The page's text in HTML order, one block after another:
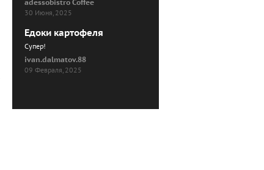
adessobistro Coffee
30 Июня, 2025
Едоки картофеля
Cупер!
ivan.dalmatov.88
09 Февраля, 2025